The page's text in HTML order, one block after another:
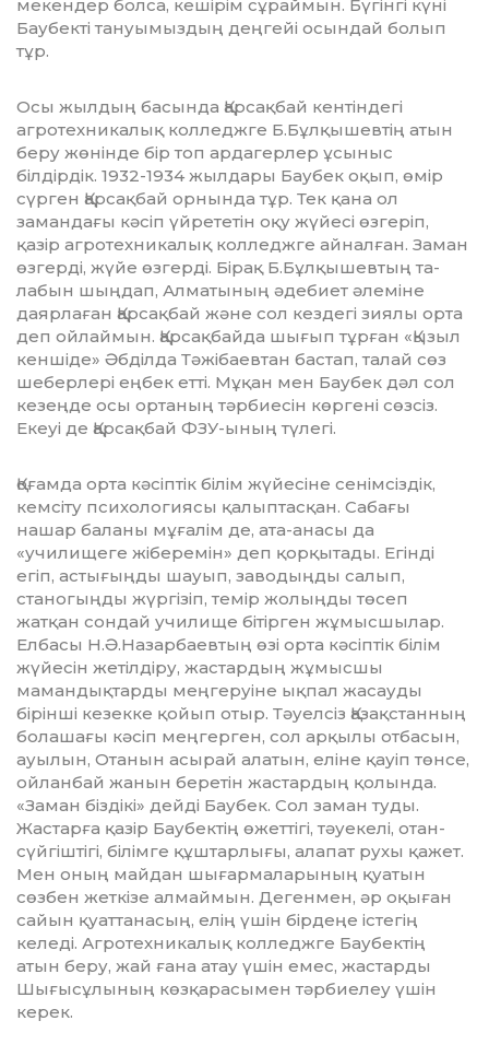
мекендер болса, кешірім сұраймын. Бүгінгі күні
Баубекті тануымыздың деңгейі осындай болып
тұр.
Осы жылдың басында Қарсақбай кен­тіндегі
агротехникалық колледжге Б.Бұл­қышевтің атын
беру жөнінде бір топ ардагерлер ұсыныс
білдірдік. 1932-1934 жылдары Баубек оқып, өмір
сүрген Қарсақбай орнында тұр. Тек қана ол
замандағы кәсіп үйре­тетін оқу жүйесі өзгеріп,
қазір агротех­ни­калық колледжге айналған. Заман
өз­герді, жүйе өзгерді. Бірақ Б.Бұлқышевтың та­
лабын шыңдап, Алматының әдебиет әле­міне
даярлаған Қарсақбай және сол кездегі зия­лы орта
деп ойлаймын. Қарсақбайда шы­ғып тұрған «Қызыл
кеншіде» Әбділда Тә­жібаевтан бастап, талай сөз
шеберлері ең­бек етті. Мұқан мен Баубек дәл сол
кезең­де осы ортаның тәрбиесін көргені сөзсіз.
Екеуі де Қарсақбай ФЗУ-ының түлегі.
Қ
оғамда орта кәсіптік білім жүйесіне се­німсіздік,
кемсіту психологиясы қалып­тас­қан. Сабағы
нашар баланы мұғалім де, ата-анасы да
«училищеге жіберемін» деп қорқытады. Егінді
егіп, астығыңды шауып, заводыңды салып,
станогыңды жүргізіп, темір жолыңды төсеп
жатқан сондай училище бітірген жұмысшылар.
Елбасы Н.Ә.Назарбаевтың өзі орта кәсіптік білім
жүйесін жетілдіру, жастардың жұмысшы
мамандықтарды меңгеруіне ықпал жасауды
бірінші кезекке қойып отыр. Тәуелсіз Қа­зақстанның
болашағы кәсіп меңгерген, сол арқылы отбасын,
ауылын, Отанын асырай алатын, еліне қауіп төнсе,
ойланбай жанын беретін жастардың қолында.
«Заман біздікі» дейді Баубек. Сол заман туды.
Жастарға қа­зір Баубектің өжеттігі, тәуекелі, отан­
сүй­гіштігі, білімге құштарлығы, алапат рухы қа­жет.
Мен оның майдан шығармаларының қуа­тын
сөзбен жеткізе алмаймын. Дегенмен, әр оқыған
сайын қуаттанасың, елің үшін бірдеңе істегің
келеді. Агротехникалық колледжге Баубектің
атын беру, жай ғана атау үшін емес, жастарды
Шығысұлының көзқарасымен тәрбиелеу үшін
керек.